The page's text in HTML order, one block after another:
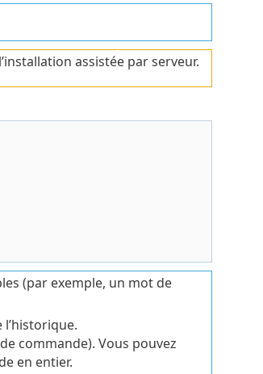
assistée par serveur.
(par exemple, un mot de
commande). Vous pouvez
en entier.